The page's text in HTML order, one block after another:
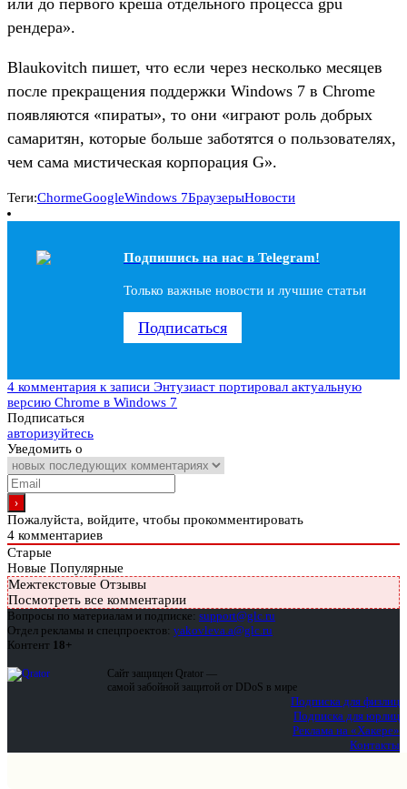
рендера».
Blaukovitch пишет, что если через несколько месяцев
после прекращения поддержки Windows 7 в Chrome
появляются «пираты», то они «играют роль добрых
самаритян, которые больше заботятся о пользователях,
чем сама мистическая корпорация G».
Теги:ChormeGoogleWindows 7БраузерыНовости
Подпишись на наc в Telegram!
Только важные новости и лучшие статьи
Подписаться
4 комментария к записи Энтузиаст портировал актуальную
версию Chrome в Windows 7
Подписаться
авторизуйтесь
Уведомить о
Пожалуйста, войдите, чтобы прокомментировать
4 комментариев
Старые
Новые Популярные
Межтекстовые Отзывы
Посмотреть все комментарии
Вопросы по материалам и подписке: support@glc.ru
Отдел рекламы и спецпроектов: yakovleva.a@glc.ru
Контент 18+
Сайт защищен Qrator —
самой забойной защитой от DDoS в мире
Подписка для физлиц
Подписка для юрлиц
Реклама на «Хакере»
Контакты